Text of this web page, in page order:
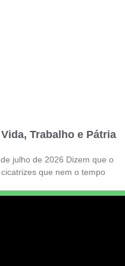
Trabalho e Pátria
julho de 2026 ​Dizem que o
que nem o tempo